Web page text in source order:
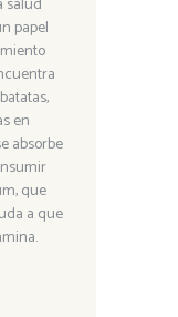
salud
papel
en
absorbe
que
a que